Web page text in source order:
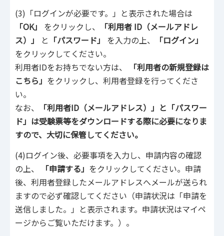
(3)「ログインが必要です。」と表示された場合は
「OK」 をクリックし、
「利用者 ID（メールアドレ
ス）」
と 「パスワード」 を入力の上、
「ログイン」
をクリックしてください。
利用者IDをお持ちでない方は、
「利用者の新規登録は
こちら」 をクリックし、利用者登録を行ってくださ
い。
なお、
「利用者ID（メールアドレス）」と「パスワー
ド」は受験票等をダウンロードする際に必要になりま
すので、大切に保管してください。
(4)ログイン後、必要事項を入力し、申請内容の確認
の上、
「申請する」 をクリックしてください。申請
後、利用者登録したメールアドレスへメールが送られ
ますので必ず確認してください（申請状況は「申請を
送信しました。」と表示されます。申請状況はマイペ
ージからご覧いただけます。）。